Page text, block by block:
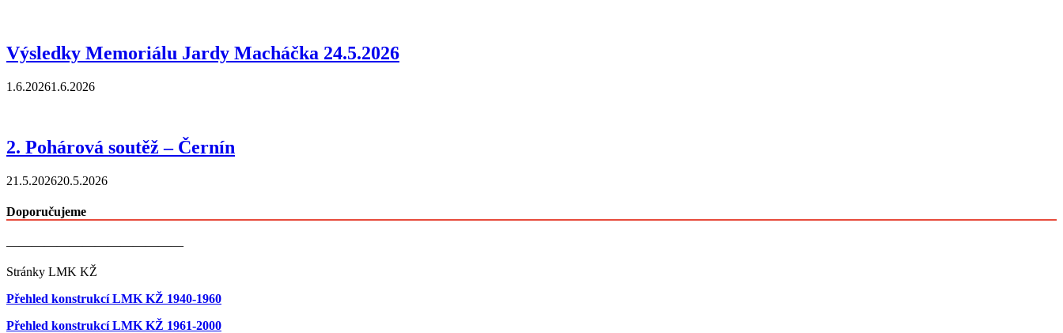
Výsledky Memoriálu Jardy Macháčka 24.5.2026
1.6.20261.6.2026
2. Pohárová soutěž – Černín
21.5.202620.5.2026
Doporučujeme
——————————————
Stránky LMK KŽ
Přehled konstrukcí LMK KŽ 1940-1960
Přehled konstrukcí LMK KŽ 1961-2000